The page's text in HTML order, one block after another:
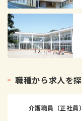
職種から求人を探
介護職員（正社員）